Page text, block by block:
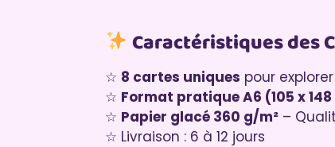
Caractéristiques des
☆ 8 cartes uniques pour
☆ Format pratique A6 (105 x
☆ Papier glacé 360 g/m² –
☆ Livraison : 6 à 12 jours